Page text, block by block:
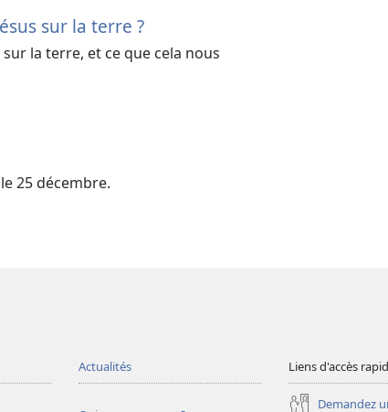
sur la terre ?
la terre, et ce que cela nous
25 décembre.
Actualités Liens d'accès
Demandez